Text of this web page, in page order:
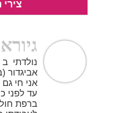
צירי
אביגדור
אני חי
עד לפני
ברפת